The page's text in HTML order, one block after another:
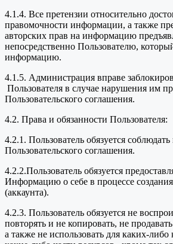
4.1.4. Все претензии относительно
правомочности информации, а также
авторских прав на информацию
непосредственно Пользователю,
информацию.
4.1.5. Администрация вправе
Пользователя в случае нарушения им
Пользовательского соглашения.
4.2. Права и обязанности Пользователя:
4.2.1. Пользователь обязуется
Пользовательского соглашения.
4.2.2.Пользователь обязуется
Информацию о себе в процессе
(аккаунта).
4.2.3. Пользователь обязуется не
повторять и не копировать, не
а также не использовать для каких-